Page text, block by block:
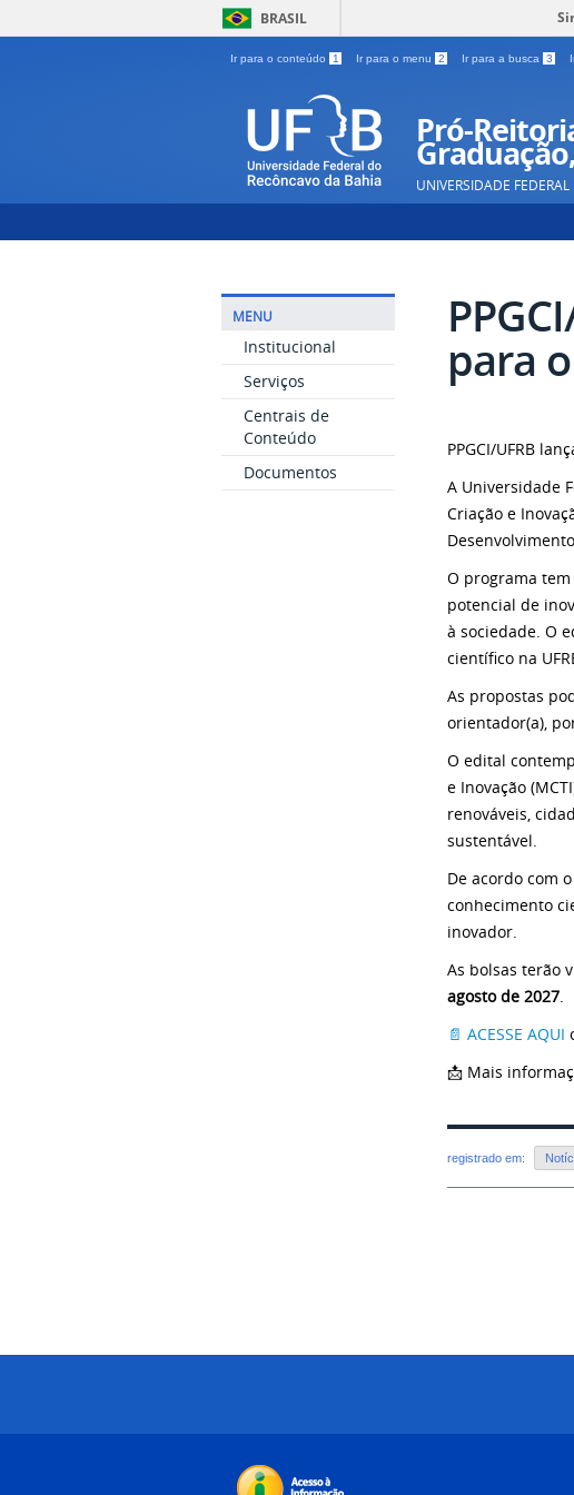
BRASIL
Ir para o conteúdo 1 Ir para o menu 2 Ir para a busca 3
Pró-
UNIVERSIDADE
MENU
Institucional
Serviços
Centrais de
Conteúdo
Documentos
para
PPGCI/UFRB
A Universidade
Criação e
O programa
potencial de
à sociedade. O
científico na
As propostas
orientador(a),
O edital
e Inovação
renováveis,
sustentável.
De acordo com
conhecimento
inovador.
As bolsas terão
agosto de 2027.
📄 ACESSE AQUI
📩 Mais
registrado em: